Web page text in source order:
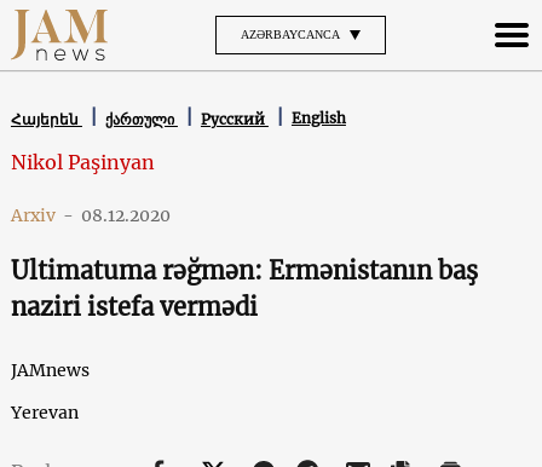
AZƏRBAYCANCA
Հայերեն ქართული Русский English
Nikol Paşinyan
Arxiv - 08.12.2020
Ultimatuma rəğmən: Ermənistanın baş
naziri istefa vermədi
JAMnews
Yerevan